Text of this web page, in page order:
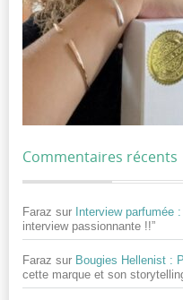
Commentaires récents
Faraz sur Interview parfumée
interview passionnante !!”
Faraz sur Bougies Hellenist :
cette marque et son